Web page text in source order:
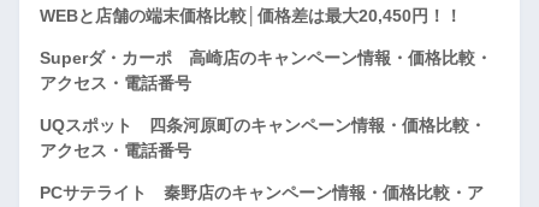
WEBと店舗の端末価格比較│価格差は最大20,450円！！
Superダ・カーポ 高崎店のキャンペーン情報・価格比較・
アクセス・電話番号
UQスポット 四条河原町のキャンペーン情報・価格比較・
アクセス・電話番号
PCサテライト 秦野店のキャンペーン情報・価格比較・ア